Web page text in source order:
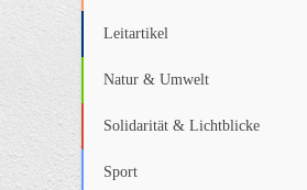
Leitartikel
Natur & Umwelt
Solidarität & Lichtblicke
Sport